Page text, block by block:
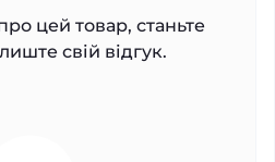
цей товар, станьте
свій відгук.